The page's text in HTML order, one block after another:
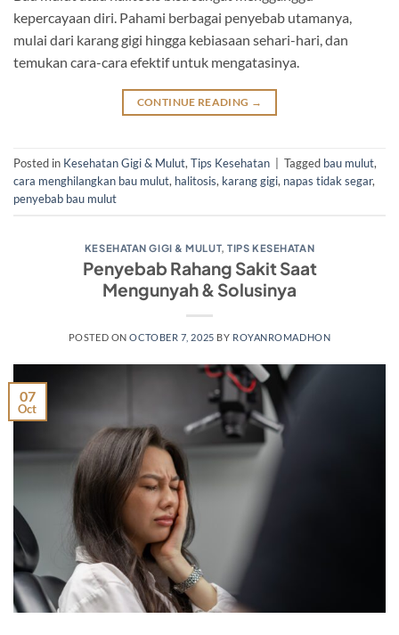
kepercayaan diri. Pahami berbagai penyebab utamanya,
mulai dari karang gigi hingga kebiasaan sehari-hari, dan
temukan cara-cara efektif untuk mengatasinya.
CONTINUE READING →
Posted in Kesehatan Gigi & Mulut, Tips Kesehatan Tagged bau mulut,
cara menghilangkan bau mulut, halitosis, karang gigi, napas tidak segar,
penyebab bau mulut
KESEHATAN GIGI & MULUT,TIPS KESEHATAN
Penyebab Rahang Sakit Saat
Mengunyah & Solusinya
POSTED ONOCTOBER 7, 2025 BY ROYANROMADHON
07
Oct